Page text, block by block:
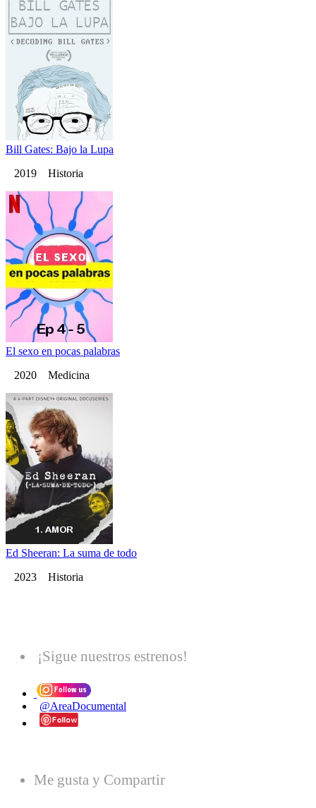
Bill Gates: Bajo la Lupa
2019 Historia
El sexo en pocas palabras
2020 Medicina
Ed Sheeran: La suma de todo
2023 Historia
¡Sigue nuestros estrenos!
@AreaDocumental
Me gusta y Compartir